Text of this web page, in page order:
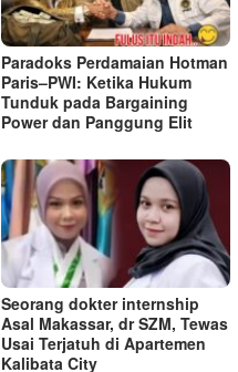
Paradoks Perdamaian Hotman
Paris–PWI: Ketika Hukum
Tunduk pada Bargaining
Power dan Panggung Elit
Seorang dokter internship
Asal Makassar, dr SZM, Tewas
Usai Terjatuh di Apartemen
Kalibata City